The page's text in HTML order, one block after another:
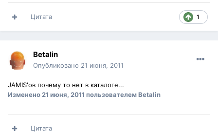
1
Цитата
Betalin
Опубликовано 21 июня, 2011
JAMIS'ов почему то нет в каталоге...
Изменено21 июня, 2011 пользователем Betalin
Цитата